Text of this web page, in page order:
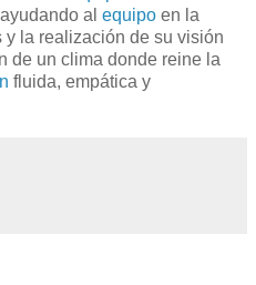
al equipo en la
la realización de su visión
de un clima donde reine la
fluida, empática y